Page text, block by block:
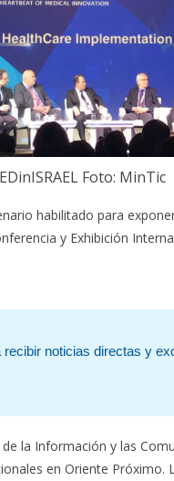
Foto: MinTic
habilitado para
y Exhibición
noticias directas y
la Información y las
en Oriente